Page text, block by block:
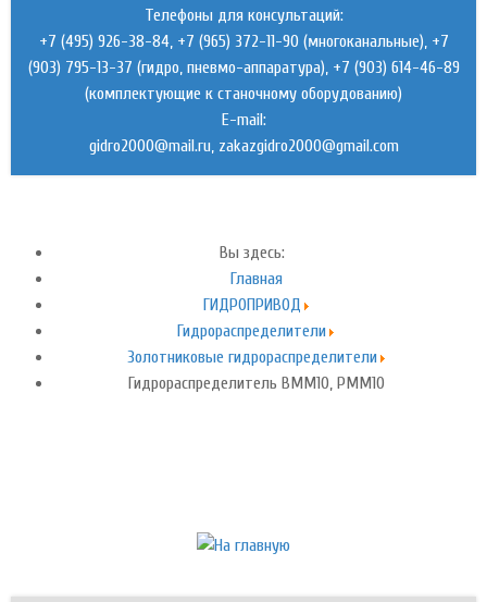
Телефоны для консультаций:
+7 (495) 926-38-84, +7 (965) 372-11-90 (многоканальные), +7
(903) 795-13-37 (гидро, пневмо-аппаратура), +7 (903) 614-46-89
(комплектующие к станочному оборудованию)
E-mail:
,
Вы здесь:
Главная
ГИДРОПРИВОД
Гидрораспределители
Золотниковые гидрораспределители
Гидрораспределитель ВММ10, РММ10